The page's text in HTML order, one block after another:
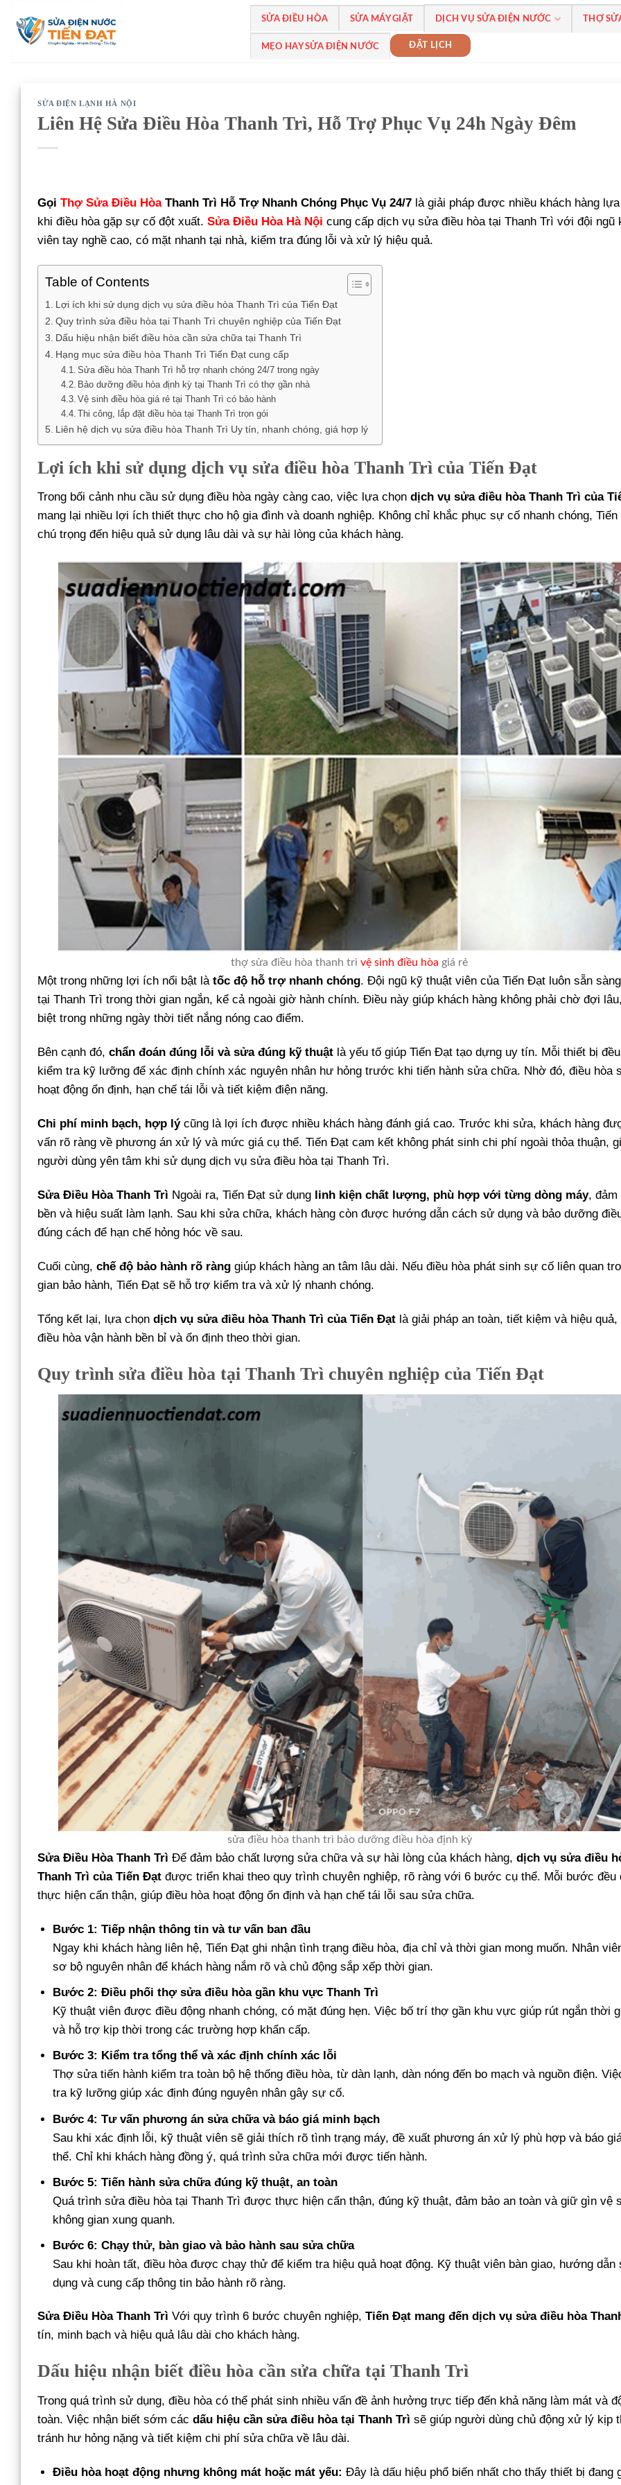
qua
SỬA ĐIỀU HÒA SỬA MÁY GIẶT DỊCH VỤ SỬA ĐIỆN NƯỚC THỢ
MẸO HAY SỬA ĐIỆN NƯỚC ĐẶT LỊCH
SỬA ĐIỆN LẠNH HÀ NỘI
Liên Hệ Sửa Điều Hòa Thanh Trì, Hỗ Trợ Phục Vụ 24h Ngày Đêm
Gọi Thợ Sửa Điều HòaThanh Trì Hỗ Trợ Nhanh Chóng Phục Vụ 24/7 là giải pháp được nhiều khách hàng
khi điều hòa gặp sự cố đột xuất. Sửa Điều Hòa Hà Nội cung cấp dịch vụ sửa điều hòa tại Thanh Trì với đội ngũ
viên tay nghề cao, có mặt nhanh tại nhà, kiểm tra đúng lỗi và xử lý hiệu quả.
Table of Contents
Lợi ích khi sử dụng dịch vụ sửa điều hòa Thanh Trì của Tiến Đạt
Quy trình sửa điều hòa tại Thanh Trì chuyên nghiệp của Tiến Đạt
Dấu hiệu nhận biết điều hòa cần sửa chữa tại Thanh Trì
Hạng mục sửa điều hòa Thanh Trì Tiến Đạt cung cấp
Sửa điều hòa Thanh Trì hỗ trợ nhanh chóng 24/7 trong ngày
Bảo dưỡng điều hòa định kỳ tại Thanh Trì có thợ gần nhà
Vệ sinh điều hòa giá rẻ tại Thanh Trì có bảo hành
Thi công, lắp đặt điều hòa tại Thanh Trì trọn gói
Liên hệ dịch vụ sửa điều hòa Thanh Trì Uy tín, nhanh chóng, giá hợp lý
Lợi ích khi sử dụng dịch vụ sửa điều hòa Thanh Trì của Tiến Đạt
Trong bối cảnh nhu cầu sử dụng điều hòa ngày càng cao, việc lựa chọn dịch vụ sửa điều hòa Thanh Trì của
mang lại nhiều lợi ích thiết thực cho hộ gia đình và doanh nghiệp. Không chỉ khắc phục sự cố nhanh chóng,
chú trọng đến hiệu quả sử dụng lâu dài và sự hài lòng của khách hàng.
thợ sửa điều hòa thanh trì vệ sinh điều hòa giá rẻ
Một trong những lợi ích nổi bật là tốc độ hỗ trợ nhanh chóng. Đội ngũ kỹ thuật viên của Tiến Đạt luôn sẵn
tại Thanh Trì trong thời gian ngắn, kể cả ngoài giờ hành chính. Điều này giúp khách hàng không phải chờ đợi
biệt trong những ngày thời tiết nắng nóng cao điểm.
Bên cạnh đó, chẩn đoán đúng lỗi và sửa đúng kỹ thuật là yếu tố giúp Tiến Đạt tạo dựng uy tín. Mỗi thiết bị
kiểm tra kỹ lưỡng để xác định chính xác nguyên nhân hư hỏng trước khi tiến hành sửa chữa. Nhờ đó, điều hòa
hoạt động ổn định, hạn chế tái lỗi và tiết kiệm điện năng.
Chi phí minh bạch, hợp lýcũng là lợi ích được nhiều khách hàng đánh giá cao. Trước khi sửa, khách hàng
vấn rõ ràng về phương án xử lý và mức giá cụ thể. Tiến Đạt cam kết không phát sinh chi phí ngoài thỏa thuận,
người dùng yên tâm khi sử dụng dịch vụ sửa điều hòa tại Thanh Trì.
Sửa Điều Hòa Thanh Trì Ngoài ra, Tiến Đạt sử dụng linh kiện chất lượng, phù hợp với từng dòng máy, đảm
bền và hiệu suất làm lạnh. Sau khi sửa chữa, khách hàng còn được hướng dẫn cách sử dụng và bảo dưỡng
đúng cách để hạn chế hỏng hóc về sau.
Cuối cùng, chế độ bảo hành rõ ràng giúp khách hàng an tâm lâu dài. Nếu điều hòa phát sinh sự cố liên quan
gian bảo hành, Tiến Đạt sẽ hỗ trợ kiểm tra và xử lý nhanh chóng.
Tổng kết lại, lựa chọn dịch vụ sửa điều hòa Thanh Trì của Tiến Đạt là giải pháp an toàn, tiết kiệm và hiệu quả,
điều hòa vận hành bền bỉ và ổn định theo thời gian.
Quy trình sửa điều hòa tại Thanh Trì chuyên nghiệp của Tiến Đạt
sửa điều hòa thanh trì bảo dưỡng điều hòa định kỳ
Sửa Điều Hòa Thanh Trì Để đảm bảo chất lượng sửa chữa và sự hài lòng của khách hàng, dịch vụ sửa điều
Thanh Trì của Tiến Đạt được triển khai theo quy trình chuyên nghiệp, rõ ràng với 6 bước cụ thể. Mỗi bước đều
thực hiện cẩn thận, giúp điều hòa hoạt động ổn định và hạn chế tái lỗi sau sửa chữa.
Bước 1: Tiếp nhận thông tin và tư vấn ban đầu
Ngay khi khách hàng liên hệ, Tiến Đạt ghi nhận tình trạng điều hòa, địa chỉ và thời gian mong muốn. Nhân
sơ bộ nguyên nhân để khách hàng nắm rõ và chủ động sắp xếp thời gian.
Bước 2: Điều phối thợ sửa điều hòa gần khu vực Thanh Trì
Kỹ thuật viên được điều động nhanh chóng, có mặt đúng hẹn. Việc bố trí thợ gần khu vực giúp rút ngắn thời
và hỗ trợ kịp thời trong các trường hợp khẩn cấp.
Bước 3: Kiểm tra tổng thể và xác định chính xác lỗi
Thợ sửa tiến hành kiểm tra toàn bộ hệ thống điều hòa, từ dàn lạnh, dàn nóng đến bo mạch và nguồn điện.
tra kỹ lưỡng giúp xác định đúng nguyên nhân gây sự cố.
Bước 4: Tư vấn phương án sửa chữa và báo giá minh bạch
Sau khi xác định lỗi, kỹ thuật viên sẽ giải thích rõ tình trạng máy, đề xuất phương án xử lý phù hợp và báo
thể. Chỉ khi khách hàng đồng ý, quá trình sửa chữa mới được tiến hành.
Bước 5: Tiến hành sửa chữa đúng kỹ thuật, an toàn
Quá trình sửa điều hòa tại Thanh Trì được thực hiện cẩn thận, đúng kỹ thuật, đảm bảo an toàn và giữ gìn vệ
không gian xung quanh.
Bước 6: Chạy thử, bàn giao và bảo hành sau sửa chữa
Sau khi hoàn tất, điều hòa được chạy thử để kiểm tra hiệu quả hoạt động. Kỹ thuật viên bàn giao, hướng dẫn
dụng và cung cấp thông tin bảo hành rõ ràng.
Sửa Điều Hòa Thanh Trì Với quy trình 6 bước chuyên nghiệp, Tiến Đạt mang đến dịch vụ sửa điều hòa
tín, minh bạch và hiệu quả lâu dài cho khách hàng.
Dấu hiệu nhận biết điều hòa cần sửa chữa tại Thanh Trì
Trong quá trình sử dụng, điều hòa có thể phát sinh nhiều vấn đề ảnh hưởng trực tiếp đến khả năng làm mát và
toàn. Việc nhận biết sớm các dấu hiệu cần sửa điều hòa tại Thanh Trì sẽ giúp người dùng chủ động xử lý kịp
tránh hư hỏng nặng và tiết kiệm chi phí sửa chữa về lâu dài.
Điều hòa hoạt động nhưng không mát hoặc mát yếu: Đây là dấu hiệu phổ biến nhất cho thấy thiết bị đang